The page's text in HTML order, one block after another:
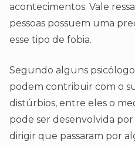
acontecimentos. Vale
pessoas possuem uma
esse tipo de fobia.
Segundo alguns
podem contribuir com o
distúrbios, entre eles o
pode ser desenvolvida
dirigir que passaram por